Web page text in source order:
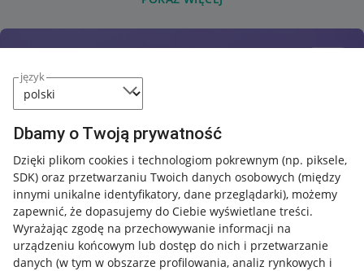
język
Dbamy o Twoją prywatność
Dzięki plikom cookies i technologiom pokrewnym (np. piksele,
SDK) oraz przetwarzaniu Twoich danych osobowych (między
innymi unikalne identyfikatory, dane przeglądarki), możemy
zapewnić, że dopasujemy do Ciebie wyświetlane treści.
Wyrażając zgodę na przechowywanie informacji na
urządzeniu końcowym lub dostęp do nich i przetwarzanie
danych (w tym w obszarze profilowania, analiz rynkowych i